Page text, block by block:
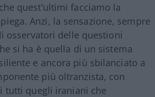
quest’ultimi facciamo la
Anzi, la sensazione, sempre
osservatori delle questioni
si ha è quella di un sistema
e ancora più sbilanciato a
più oltranzista, con
tutti quegli iraniani che